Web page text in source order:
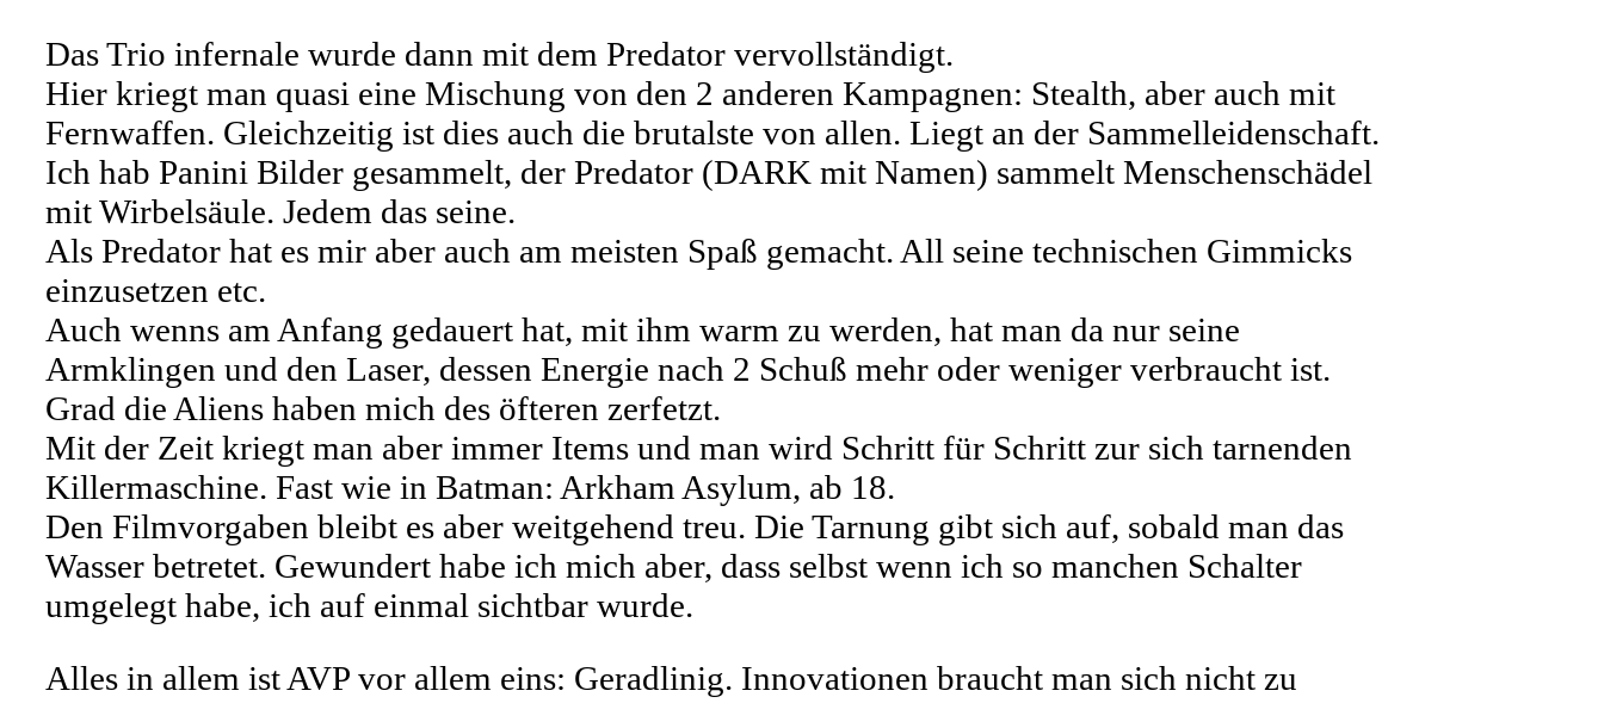
Das Trio infernale wurde dann mit dem Predator vervollständigt.
Hier kriegt man quasi eine Mischung von den 2 anderen Kampagnen: Stealth, aber auch mit
Fernwaffen. Gleichzeitig ist dies auch die brutalste von allen. Liegt an der Sammelleidenschaft.
Ich hab Panini Bilder gesammelt, der Predator (DARK mit Namen) sammelt Menschenschädel
mit Wirbelsäule. Jedem das seine.
Als Predator hat es mir aber auch am meisten Spaß gemacht. All seine technischen Gimmicks
einzusetzen etc.
Auch wenns am Anfang gedauert hat, mit ihm warm zu werden, hat man da nur seine
Armklingen und den Laser, dessen Energie nach 2 Schuß mehr oder weniger verbraucht ist.
Grad die Aliens haben mich des öfteren zerfetzt.
Mit der Zeit kriegt man aber immer Items und man wird Schritt für Schritt zur sich tarnenden
Killermaschine. Fast wie in Batman: Arkham Asylum, ab 18.
Den Filmvorgaben bleibt es aber weitgehend treu. Die Tarnung gibt sich auf, sobald man das
Wasser betretet. Gewundert habe ich mich aber, dass selbst wenn ich so manchen Schalter
umgelegt habe, ich auf einmal sichtbar wurde.
Alles in allem ist AVP vor allem eins: Geradlinig. Innovationen braucht man sich nicht zu